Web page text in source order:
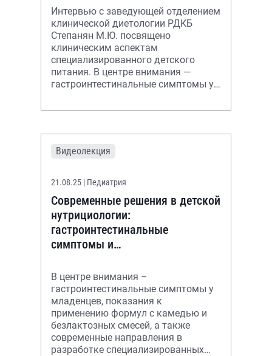
года жизни
Интервью с заведующей отделением
клинической диетологии РДКБ
Степанян М.Ю. посвящено
клиническим аспектам
специализированного детского
питания. В центре внимания —
гастроинтестинальные симптомы у
Видеолекция
21.08.25 | Педиатрия
Современные решения в детской
нутрициологии:
гастроинтестинальные
симптомы и
условиях реальной клинической
практики
В центре внимания –
гастроинтестинальные симптомы у
младенцев, показания к
применению формул с камедью и
безлактозных смесей, а также
современные направления в
разработке специализированных